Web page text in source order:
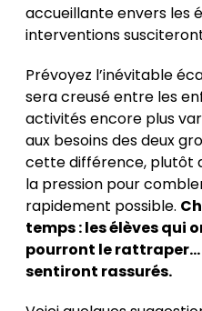
accueillante envers les
interventions
Prévoyez l’inévitable
sera creusé entre les
activités encore plus
aux besoins des deux
cette différence, plutôt
la pression pour
rapidement possible.
temps : les élèves qui
pourront le rattraper…
sentiront rassurés.